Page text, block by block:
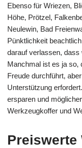
Ebenso für Wriezen,
Höhe, Prötzel,
Neulewin, Bad
Pünktlichkeit
darauf verlassen,
Manchmal ist es ja so,
Freude durchführt,
Unterstützung
ersparen und
Werkzeugkoffer und
Preiswerte